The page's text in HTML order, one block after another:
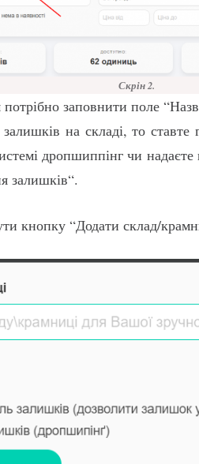
Скрін 2.
заповнити поле
на складі, то ставте
дропшиппінг чи надаєте
залишків“.
кнопку “Додати склад/